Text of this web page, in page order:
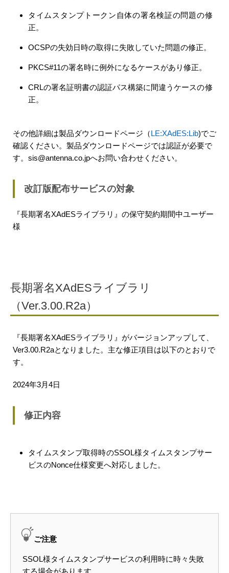
タイムスタンプトークン自体の署名検証の問題の修
正。
OCSPの失効日時の取得に失敗していた問題の修正。
PKCS#11の署名時に例外になるケースがあり修正。
CRLの署名証明書の認証パス構築に間違うケースの修
正。
その他詳細は製品ダウンロードページ（LE:XAdES:Lib)でご
確認ください。製品ダウンロードページでは認証が必要で
す。sis@antenna.co.jpへお問い合わせください。
改訂版配布サービスの対象
『長期署名XAdESライブラリ』の保守契約期間中ユーザー
様
長期署名XAdESライブラリ
（Ver.3.00.R2a）
『長期署名XAdESライブラリ』がバージョンアップして、
Ver3.00.R2aとなりました。主な修正項目は以下のとおりで
す。
2024年3月4日
修正内容
タイムスタンプ取得時のSSOL様タイムスタンプサー
ビスのNonce仕様変更へ対応しました。
ご注意
SSOL様タイムスタンプサービスの利用時に時々失敗
する場合があります。